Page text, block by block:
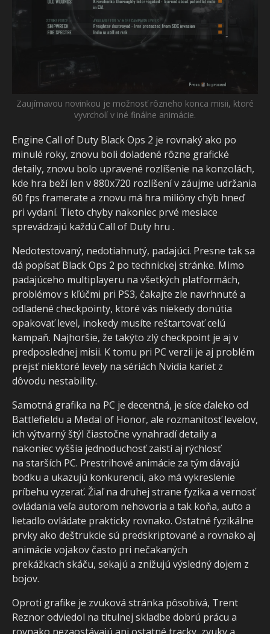
Zaujímavou novinkou je možnosť rôzneho konca misii, ktoré
vyvrcholí v iné finálne animácie.
Engine Call of Duty Black Ops 2 je rovnaký ako po
minulé roky, znovu boli doladené rôzne grafické
detaily, znovu bolo upravené rozlíšenie na konzolách,
kde hra beží len v 880x720 rozlíšení v záujme udržania
60 fps framerate a znovu má hra milióny chýb hneď
pri vydaní. Tieto chyby nakoniec prvé mesiace
sprevádzajú každú Call of Duty hru .
Nedotestovaný, nedotiahnutý, padajúci. Presne tak sa
dá popísať Black Ops 2 po technickej stránke. Mimo
padajúceho multiplayeru na všetkých platformách,
problémov s kľúčmi pri PS3, čakajte zle navrhnuté a
odladené checkpointy, ktoré vás niekedy donútia
opakovať level, inokedy musíte reštartovať celú
kampaň. Najhoršie, že takýto zlý checkpoint je aj v
predposlednej misii. K tomu pri PC verzii je aj problém
prejsť niektoré levely na sériách Nvidia kariet z
dôvodu nestability.
Samotná grafika na PC je decentná, je síce ďaleko od
Battlefieldu a Medal of Honor, ale rozmanitosť levelov,
ich výtvarný štýl čiastočne vynahradí detaily a
nakoniec vyššia jednoduchosť zaistí aj rýchlosť
na starších PC. Prestrihové animácie za tým dávajú
bodku a ukazujú konkurencii, ako má vykreslenie
príbehu vyzerať. Žiaľ na druhej strane fyzika a vernosť
ovládania veľa autorom nehovoria a tak koňa, auto a
lietadlo ovládate prakticky rovnako. Ostatné fyzikálne
prvky ako deštrukcie sú predskriptované a rovnako aj
animácie vojakov často pri nečakaných
prekážkach skáču, sekajú a znižujú výsledný dojem z
bojov.
Oproti grafike je zvuková stránka pôsobivá, Trent
Reznor odviedol na titulnej skladbe dobrú prácu a